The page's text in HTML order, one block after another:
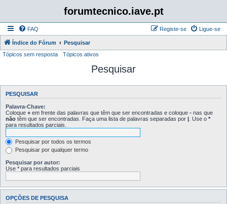
forumtecnico.iave.pt
FAQ Ligue-se
Registe-se
Índice do Fórum
Pesquisar
Tópicos sem resposta
Tópicos ativos
Pesquisar
PESQUISAR
Palavra-Chave:
Coloque + em frente das palavras que têm que ser encontradas e coloque - nas que
não têm que ser encontradas. Faça uma lista de palavras separadas por | . Use o *
para resultados parciais.
Pesquisar por todos os termos
Pesquisar por qualquer termo
Pesquisar por autor:
Use * para resultados parciais
OPÇÕES DE PESQUISA